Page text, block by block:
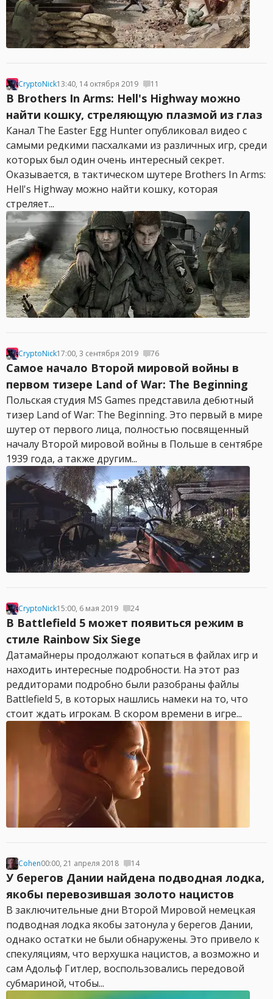
CryptoNick13:40, 14 октября 2019 11
В Brothers In Arms: Hell's Highway можно
найти кошку, стреляющую плазмой из глаз
Канал The Easter Egg Hunter опубликовал видео с
самыми редкими пасхалками из различных игр, среди
которых был один очень интересный секрет.
Оказывается, в тактическом шутере Brothers In Arms:
Hell's Highway можно найти кошку, которая
стреляет...
CryptoNick17:00, 3 сентября 2019 76
Самое начало Второй мировой войны в
первом тизере Land of War: The Beginning
Польская студия MS Games представила дебютный
тизер Land of War: The Beginning. Это первый в мире
шутер от первого лица, полностью посвященный
началу Второй мировой войны в Польше в сентябре
1939 года, а также другим...
CryptoNick15:00, 6 мая 2019 24
В Battlefield 5 может появиться режим в
стиле Rainbow Six Siege
Датамайнеры продолжают копаться в файлах игр и
находить интересные подробности. На этот раз
реддиторами подробно были разобраны файлы
Battlefield 5, в которых нашлись намеки на то, что
стоит ждать игрокам. В скором времени в игре...
Cohen00:00, 21 апреля 2018 14
У берегов Дании найдена подводная лодка,
якобы перевозившая золото нацистов
В заключительные дни Второй Мировой немецкая
подводная лодка якобы затонула у берегов Дании,
однако остатки не были обнаружены. Это привело к
спекуляциям, что верхушка нацистов, а возможно и
сам Адольф Гитлер, воспользовались передовой
субмариной, чтобы...